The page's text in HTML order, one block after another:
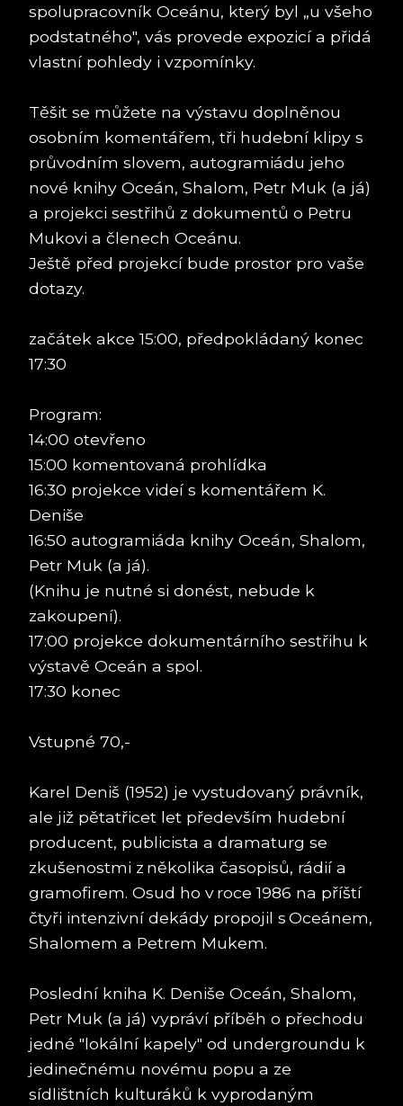
spolupracovník Oceánu, který byl „u všeho
podstatného", vás provede expozicí a přidá
vlastní pohledy i vzpomínky.
Těšit se můžete na výstavu doplněnou
osobním komentářem, tři hudební klipy s
průvodním slovem, autogramiádu jeho
nové knihy Oceán, Shalom, Petr Muk (a já)
a projekci sestřihů z dokumentů o Petru
Mukovi a členech Oceánu.
Ještě před projekcí bude prostor pro vaše
dotazy.
začátek akce 15:00, předpokládaný konec
17:30
Program:
14:00 otevřeno
15:00 komentovaná prohlídka
16:30 projekce videí s komentářem K.
Deniše
16:50 autogramiáda knihy Oceán, Shalom,
Petr Muk (a já).
(Knihu je nutné si donést, nebude k
zakoupení).
17:00 projekce dokumentárního sestřihu k
výstavě Oceán a spol.
17:30 konec
Vstupné 70,-
Karel Deniš (1952) je vystudovaný právník,
ale již pětatřicet let především hudební
producent, publicista a dramaturg se
zkušenostmi z několika časopisů, rádií a
gramofirem. Osud ho v roce 1986 na příští
čtyři intenzivní dekády propojil s Oceánem,
Shalomem a Petrem Mukem.
Poslední kniha K. Deniše Oceán, Shalom,
Petr Muk (a já) vypráví příběh o přechodu
jedné "lokální kapely" od undergroundu k
jedinečnému novému popu a ze
sídlištních kulturáků k vyprodaným